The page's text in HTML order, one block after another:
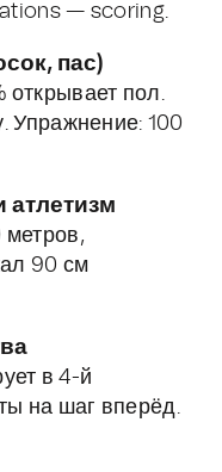
— scoring.
пас)
открывает пол.
Упражнение: 100
атлетизм
90 см
в 4-й
на шаг вперёд.